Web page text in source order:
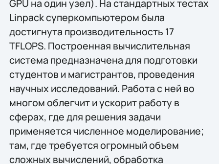
GPU на один узел). На стандартных тестах
Linpack суперкомпьютером была
достигнута производительность 17
TFLOPS. Построенная вычислительная
система предназначена для подготовки
студентов и магистрантов, проведения
научных исследований. Работа с ней во
многом облегчит и ускорит работу в
сферах, где для решения задачи
применяется численное моделирование;
там, где требуется огромный объем
сложных вычислений, обработка